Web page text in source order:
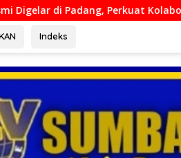
Kolaborasi Riset Islam Bertaraf
Indeks